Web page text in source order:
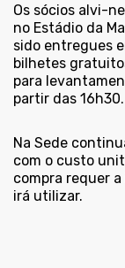
Os sócios alvi-
no Estádio da
sido entregues
bilhetes
para
partir das 16h30.
Na Sede
com o custo
compra requer
irá utilizar.